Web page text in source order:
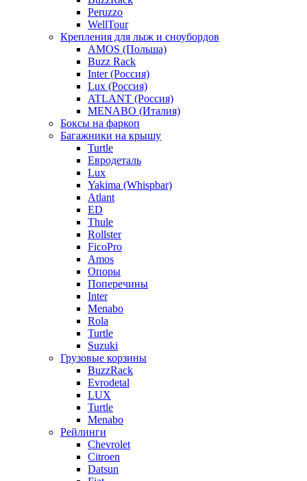
Peruzzo
WellTour
Крепления для лыж и сноубордов
AMOS (Польша)
Buzz Rack
Inter (Россия)
Lux (Россия)
ATLANT (Россия)
MENABO (Италия)
Боксы на фаркоп
Багажники на крышу
Turtle
Евродеталь
Lux
Yakima (Whispbar)
Atlant
ED
Thule
Rollster
FicoPro
Amos
Опоры
Поперечины
Inter
Menabo
Rola
Turtle
Suzuki
Грузовые корзины
BuzzRack
Evrodetal
LUX
Turtle
Menabo
Рейлинги
Chevrolet
Citroen
Datsun